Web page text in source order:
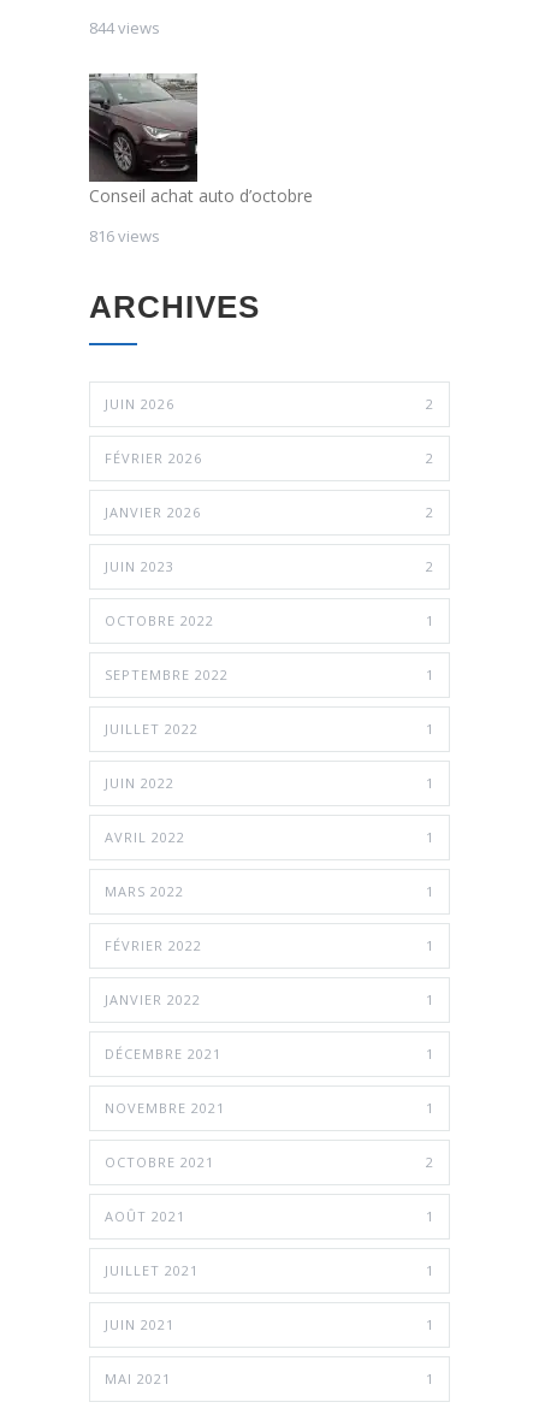
844 views
Conseil achat auto d’octobre
816 views
ARCHIVES
JUIN 2026 2
FÉVRIER 2026 2
JANVIER 2026 2
JUIN 2023 2
OCTOBRE 2022 1
SEPTEMBRE 2022 1
JUILLET 2022 1
JUIN 2022 1
AVRIL 2022 1
MARS 2022 1
FÉVRIER 2022 1
JANVIER 2022 1
DÉCEMBRE 2021 1
NOVEMBRE 2021 1
OCTOBRE 2021 2
AOÛT 2021 1
JUILLET 2021 1
JUIN 2021 1
MAI 2021 1